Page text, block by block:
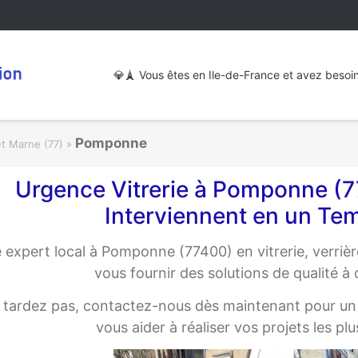
💎🗼 Vous êtes en Ile-de-France et avez
Marne (77) » Pomponne
Urgence Vitrerie à Pomponne
Interviennent en un
expert local à Pomponne (77400) en vitrerie,
vous fournir des solutions de qualité
tardez pas, contactez-nous dès maintenant pour
vous aider à réaliser vos projets les